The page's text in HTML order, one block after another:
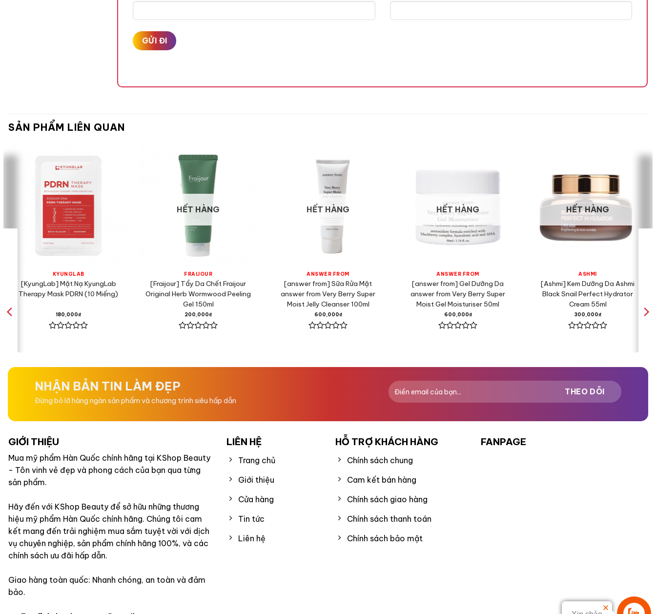
SẢN PHẨM LIÊN QUAN
KYUNGLAB
[KyungLab] Mặt Nạ KyungLab
Therapy Mask PDRN (10 Miếng)
180,000₫
5
HẾT HÀNG
FRAIJOUR
[Fraijour] Tẩy Da Chết Fraijour
Original Herb Wormwood Peeling
Gel 150ml
200,000₫
5
HẾT HÀNG
ANSWER FROM
[answer from] Sữa Rửa Mặt
answer from Very Berry Super
Moist Jelly Cleanser 100ml
600,000₫
5
HẾT HÀNG
ANSWER FROM
[answer from] Gel Dưỡng Da
answer from Very Berry Super
Moist Gel Moisturiser 50ml
600,000₫
5
HẾT HÀNG
ASHMI
[Ashmi] Kem Dưỡng Da Ashmi
Black Snail Perfect Hydrator
Cream 55ml
300,000₫
5
NHẬN BẢN TIN LÀM ĐẸP
Đừng bỏ lỡ hàng ngàn sản phẩm và chương trình siêu hấp dẫn
GIỚI THIỆU
Mua mỹ phẩm Hàn Quốc chính hãng tại KShop Beauty
- Tôn vinh vẻ đẹp và phong cách của bạn qua từng
sản phẩm.
Hãy đến với KShop Beauty để sở hữu những thương
hiệu mỹ phẩm Hàn Quốc chính hãng. Chúng tôi cam
kết mang đến trải nghiệm mua sắm tuyệt vời với dịch
vụ chuyên nghiệp, sản phẩm chính hãng 100%, và các
chính sách ưu đãi hấp dẫn.
Giao hàng toàn quốc: Nhanh chóng, an toàn và đảm
bảo.
LIÊN HỆ
Trang chủ
Giới thiệu
Cửa hàng
Tin tức
Liên hệ
HỖ TRỢ KHÁCH HÀNG
Chính sách chung
Cam kết bán hàng
Chính sách giao hàng
Chính sách thanh toán
Chính sách bảo mật
FANPAGE